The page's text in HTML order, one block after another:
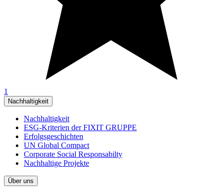
1
Nachhaltigkeit
Nachhaltigkeit
ESG-Kriterien der FIXIT GRUPPE
Erfolgsgeschichten
UN Global Compact
Corporate Social Responsabilty
Nachhaltige Projekte
Über uns